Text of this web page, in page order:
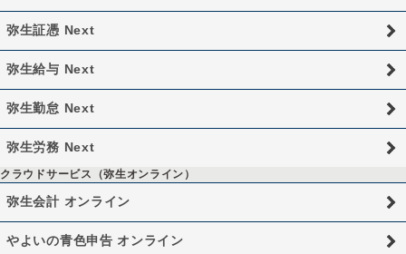
弥生証憑 Next
弥生給与 Next
弥生勤怠 Next
弥生労務 Next
クラウドサービス（弥生オンライン）
弥生会計 オンライン
やよいの青色申告 オンライン